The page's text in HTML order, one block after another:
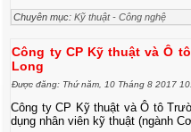
Chuyên mục:Kỹ thuật - Công nghệ
Công ty CP Kỹ thuật và Ô
Long
Được đăng: Thứ năm, 10 Tháng 8 2017
Công ty CP Kỹ thuật và Ô tô
dụng nhân viên kỹ thuật (ngành